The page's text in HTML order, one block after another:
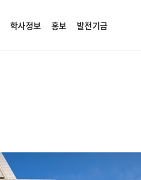
학사정보 홍보 발전기금